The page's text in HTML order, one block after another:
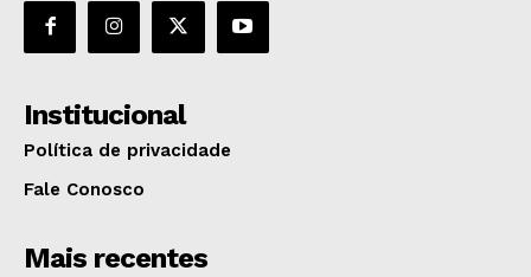
Institucional
Política de privacidade
Fale Conosco
Mais recentes